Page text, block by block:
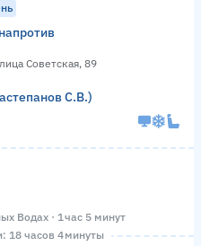
Советская, 89
С.В.)
Водах · 1 час 5 минут
18 часов 4 минуты